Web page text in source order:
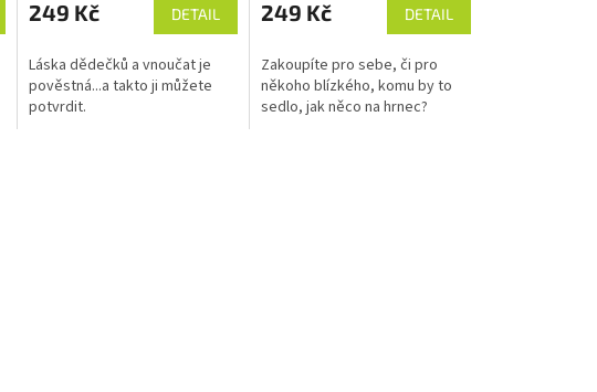
249 Kč DETAIL
Láska dědečků a vnoučat je
pověstná...a takto ji můžete
potvrdit.
249 Kč DETAIL
Zakoupíte pro sebe, či pro
někoho blízkého, komu by to
sedlo, jak něco na hrnec?